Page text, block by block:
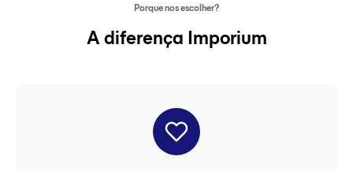
Porque nos escolher?
A diferença Imporium